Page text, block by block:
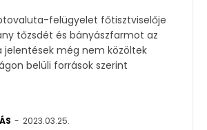
felügyelet főtisztviselője
tőzsdét és bányászfarmot az
belüli források szerint
- 2023.03.25.